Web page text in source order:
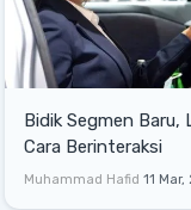
Bidik Segmen Baru,
Cara Berinteraksi
Muhammad Hafid 11